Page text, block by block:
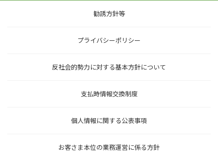
勧誘方針等
プライバシーポリシー
反社会的勢力に対する基本方針について
支払時情報交換制度
個人情報に関する公表事項
お客さま本位の業務運営に係る方針